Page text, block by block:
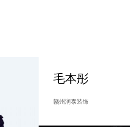
毛本彤
赣州润泰装饰